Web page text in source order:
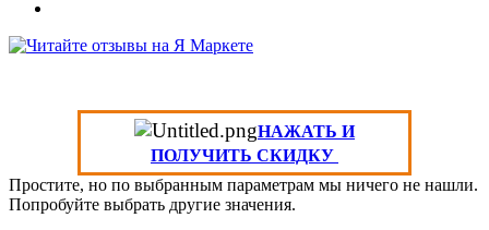
НАЖАТЬ И
ПОЛУЧИТЬ СКИДКУ
Простите, но по выбранным параметрам мы ничего не нашли.
Попробуйте выбрать другие значения.